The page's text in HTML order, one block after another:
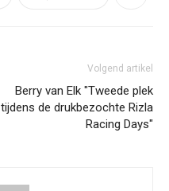
Volgend artikel
Berry van Elk "Tweede plek
tijdens de drukbezochte Rizla
Racing Days"